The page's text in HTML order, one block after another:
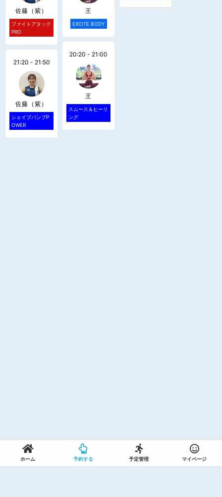
佐藤（紫）
ファイトアタック
PRO
21:20 - 21:50
佐藤（紫）
シェイプパンプP
OWER
王
EXCITE BODY
20:20 - 21:00
王
スムース＆ヒーリ
ング
ホーム 予約する 予定管理 マイページ